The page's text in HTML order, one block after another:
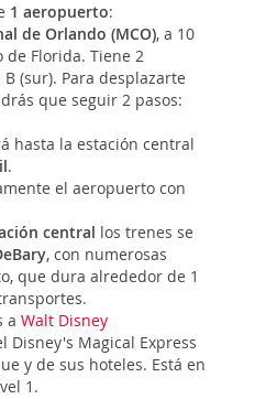
1 aeropuerto:
de Orlando (MCO), a 10
de Florida. Tiene 2
(sur). Para desplazarte
que seguir 2 pasos:
hasta la estación central
.
el aeropuerto con
central los trenes se
, con numerosas
que dura alrededor de 1
a Walt Disney
Disney's Magical Express
y de sus hoteles. Está en
1.